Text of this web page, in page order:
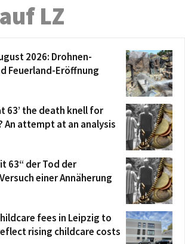
LZ
2026: Drohnen-
Feuerland-Eröffnung
63’ the death knell for
An attempt at an analysis
63“ der Tod der
einer Annäherung
fees in Leipzig to
rising childcare costs